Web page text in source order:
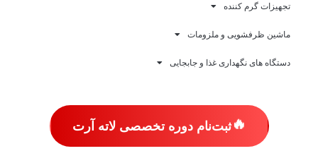
تجهیزات گرم کننده
ماشین ظرفشویی و ملزومات
دستگاه های نگهداری غذا و جابجایی
🔥ثبت‌نام دوره تخصصی لاته آرت